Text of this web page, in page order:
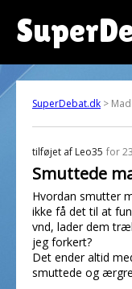
SuperDebat.dk >
tilføjet af Leo35 for
Smuttede
Hvordan smutter
ikke få det til at
vnd, lader dem
jeg forkert?
Det ender altid
smuttede og